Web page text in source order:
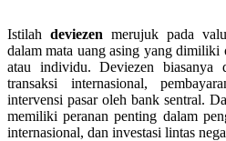
Istilah deviezen merujuk pada
dalam mata uang asing yang dimiliki
atau individu. Deviezen biasanya
transaksi internasional,
intervensi pasar oleh bank sentral.
memiliki peranan penting dalam
internasional, dan investasi lintas